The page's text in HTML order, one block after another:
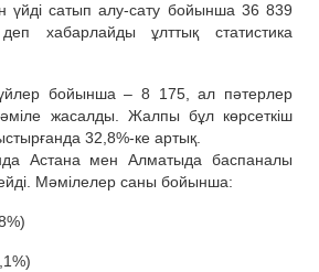
үйді сатып алу-сату бойынша 36 839
хабарлайды ұлттық статистика
бойынша – 8 175, ал пәтерлер
жасалды. Жалпы бұл көрсеткіш
32,8%-ке артық.
Астана мен Алматыда баспаналы
Мәмілелер саны бойынша: